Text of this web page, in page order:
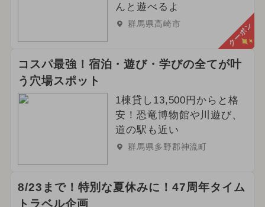
ご当地グルメ・限定メニュー
2024年8月のイベント
2024年12月のイベント
2025年4月のイベント
2026年6月のイベント
2025年2月のイベント
2024年6月のイベント
んと遊べるよ
群馬県高崎市 クーポン
コスパ最強！宿泊・遊び・学びの全てが叶
う穴場スポット
1棟貸し13,500円からと格
安！恐竜博物館や川遊び、
道の駅も近い
群馬県多野郡神流町
8/23まで！特別な夏休みに！47周年タイム
トラベル企画